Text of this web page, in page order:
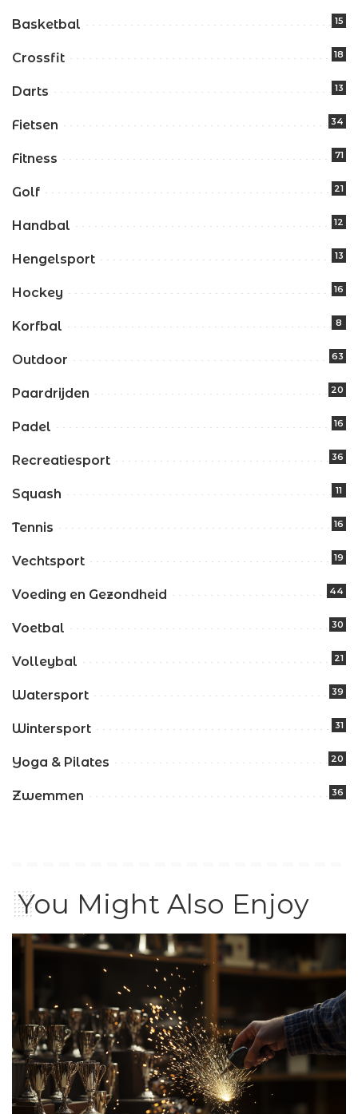
Basketbal 15
Crossfit 18
Darts 13
Fietsen 34
Fitness 71
Golf 21
Handbal 12
Hengelsport 13
Hockey 16
Korfbal 8
Outdoor 63
Paardrijden 20
Padel 16
Recreatiesport 36
Squash 11
Tennis 16
Vechtsport 19
Voeding en Gezondheid 44
Voetbal 30
Volleybal 21
Watersport 39
Wintersport 31
Yoga & Pilates 20
Zwemmen 36
You Might Also Enjoy